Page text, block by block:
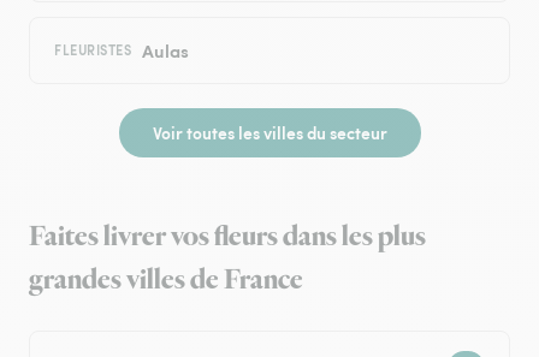
FLEURISTES Aulas
Voir toutes les villes du secteur
Faites livrer vos fleurs dans les plus
grandes villes de France